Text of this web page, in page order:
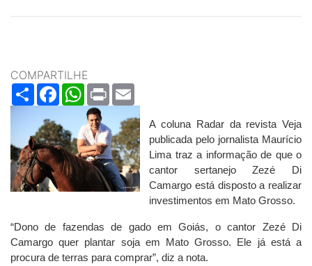
COMPARTILHE
ShareFacebookWhatsApp
Print
A coluna Radar da revista Veja
publicada pelo jornalista Maurício
Lima traz a informação de que o
cantor sertanejo Zezé Di
Camargo está disposto a realizar
investimentos em Mato Grosso.
“Dono de fazendas de gado em Goiás, o cantor Zezé Di
Camargo quer plantar soja em Mato Grosso. Ele já está a
procura de terras para comprar”, diz a nota.